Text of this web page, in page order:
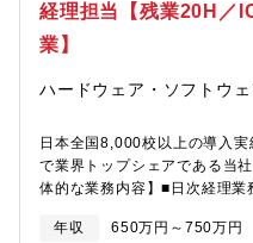
までのご経験に応じて業務を
経理部 部長含む10名 ２課に分
しています。連結・単体の年
類の整備、連結対応、開示、
メンバーマネジメントも含め
います。■組織の雰囲気主に
す。チームメンバーは活発に
経理担当【残業20H／
業】
ハードウェア・ソフトウ
日本全国8,000校以上の導入
で業界トップシェアである当
体的な業務内容】■日次経理
結決算報告対応 上記業務を段
年収 650万円～750万円